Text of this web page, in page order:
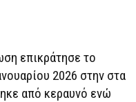
επικράτησε το
2026 στην στα
από κεραυνό ενώ